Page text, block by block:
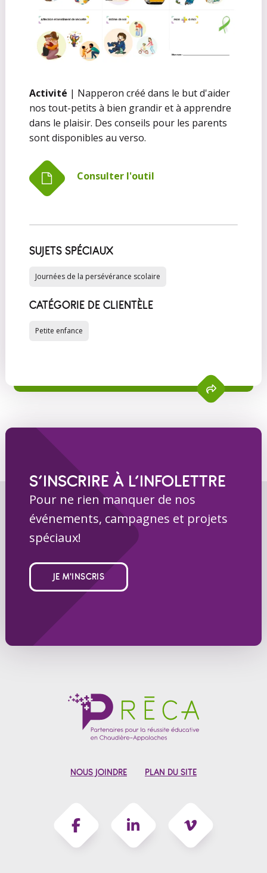
Activité | Napperon créé dans le but d'aider
nos tout-petits à bien grandir et à apprendre
dans le plaisir. Des conseils pour les parents
sont disponibles au verso.
Consulter l'outil
SUJETS SPÉCIAUX
Journées de la persévérance scolaire
CATÉGORIE DE CLIENTÈLE
Petite enfance
S’INSCRIRE À L’INFOLETTRE
Pour ne rien manquer de nos
événements, campagnes et projets
spéciaux!
JE M'INSCRIS
NOUS JOINDRE PLAN DU SITE